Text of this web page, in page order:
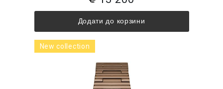
Додати до корзини
New collection